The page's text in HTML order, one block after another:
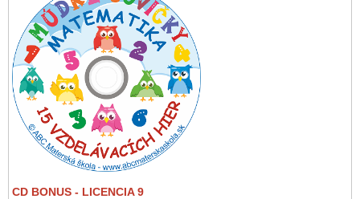
CD BONUS - LICENCIA 9